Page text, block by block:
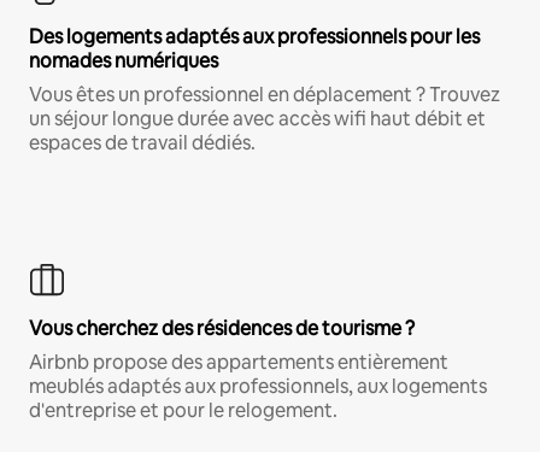
Des logements adaptés aux professionnels pour les
nomades numériques
Vous êtes un professionnel en déplacement ? Trouvez
un séjour longue durée avec accès wifi haut débit et
espaces de travail dédiés.
Vous cherchez des résidences de tourisme ?
Airbnb propose des appartements entièrement
meublés adaptés aux professionnels, aux logements
d'entreprise et pour le relogement.